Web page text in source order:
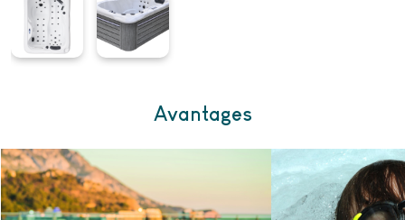
Avantages